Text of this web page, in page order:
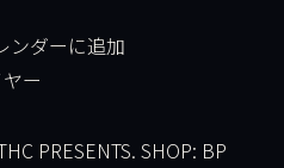
ンダーに追加
PRESENTS. SHOP: BP